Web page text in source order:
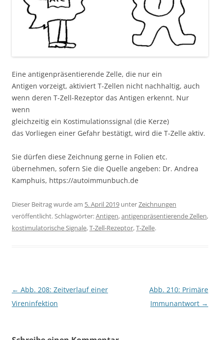
Eine antigenpräsentierende Zelle, die nur ein
Antigen vorzeigt, aktiviert T-Zellen nicht nachhaltig, auch
wenn deren T-Zell-Rezeptor das Antigen erkennt. Nur
wenn
gleichzeitig ein Kostimulationssignal (die Kerze)
das Vorliegen einer Gefahr bestätigt, wird die T-Zelle aktiv.
Sie dürfen diese Zeichnung gerne in Folien etc.
übernehmen, sofern Sie die Quelle angeben: Dr. Andrea
Kamphuis, https://autoimmunbuch.de
Dieser Beitrag wurde am 5. April 2019 unterZeichnungen
veröffentlicht. Schlagwörter:Antigen,antigenpräsentierende Zellen,
kostimulatorische Signale,T-Zell-Rezeptor,T-Zelle.
Beitragsnavigation
← Abb. 208: Zeitverlauf einer
Vireninfektion
Abb. 210: Primäre
Immunantwort →